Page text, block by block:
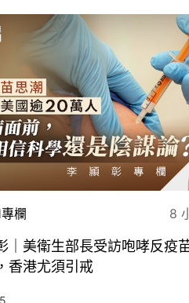
欄 8
｜美衛生部長受訪咆哮反疫
香港尤須引戒
5